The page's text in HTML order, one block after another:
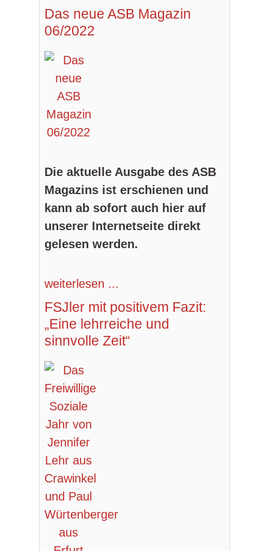
Das neue ASB Magazin
06/2022
Die aktuelle Ausgabe des ASB
Magazins ist erschienen und
kann ab sofort auch hier auf
unserer Internetseite direkt
gelesen werden.
weiterlesen ...
FSJler mit positivem Fazit:
„Eine lehrreiche und
sinnvolle Zeit“